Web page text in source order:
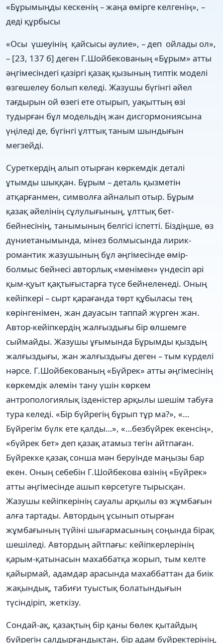
«Бұрымыңды кескенің – жаңа өмірге келгенің», –
деді құрбысы
«Осы үшеуінің қайсысы әулие», – деп ойлады ол»,
– [23, 137 б] деген Г.Шойбекованың «Бұрым» атты
әңгімесіндегі қазіргі қазақ қызының типтік моделі
өзгешелеу болып келеді. Жазушы бүгінгі әйел
тағдырын ой өзегі ете отырып, уақыттың өзі
тудырған бұл модельдің жан дисгормониясына
үңіледі де, бүгінгі ұлттық таным шындығын
мегзейді.
Суреткердің алып отырған көркемдік деталі
ұтымды шыққан. Бұрым – деталь қызметін
атқарғанмен, символға айналып отыр. Бұрым
қазақ әйелінің сұлулығының, ұлттық бет-
бейнесінің, танымының белгісі іспетті. Біздіңше, өз
дүниетанымында, мінез болмысында лирик-
романтик жазушының бұл әңгімесінде өмір-
болмыс бейнесі авторлық «менімен» үндесіп әрі
қым-қуыт қақтығыстарға түсе бейнеленеді. Оның
кейіпкері – сырт қарағанда төрт құбыласы тең
көрінгенімен, жан дауасын таппай жүрген жан.
Автор-кейіпкердің жалғыздығы бір өлшемге
сыймайды. Жазушы ұғымында Бұрымды қыздың
жалғыздығы, жан жалғыздығы деген – тым күрделі
нәрсе. Г.Шойбекованың «Бүйрек» атты әңгімесінің
көркемдік әлемін тану үшін көркем
антропологиялық ізденістер арқылы шешім табуға
тура келеді. «Бір бүйрегің бұрып тұр ма?», «…
Бүйрегім бүлк ете қалды…», «…безбүйрек екенсің»,
«бүйрек бет» деп қазақ атамыз тегін айтпаған.
Бүйрекке қазақ сонша мән беруінде маңызы бар
екен. Оның себебін Г.Шойбекова өзінің «Бүйрек»
атты әңгімесінде ашып көрсетуге тырысқан.
Жазушы кейіпкерінің сауалы арқылы өз жұмбағын
алға тартады. Автордың ұсынып отырған
жұмбағының түйіні шығармасының соңында бірақ
шешіледі. Автордың айтпағы: кейіпкерлерінің
қарым-қатынасын махаббатқа жорып, тым келте
қайырмай, адамдар арасында махаббаттан да биік
жақындық, табиғи туыстық болатындығын
түсіндіріп, жеткізу.
Сондай-ақ, қазақтың бір қаны бөлек қытайдың
бүйрегін салдырғандықтан, бір адам бүйректерінің,